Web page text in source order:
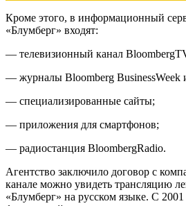
Кроме этого, в информационный
«Блумберг» входят:
— телевизионный канал
— журналы Bloomberg BusinessWeek
— специализированные сайты;
— приложения для смартфонов;
— радиостанция BloombergRadio.
Агентство заключило договор с
канале можно увидеть трансляцию
«Блумберг» на русском языке. С